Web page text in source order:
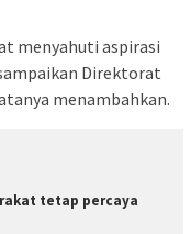
menyahuti aspirasi
Direktorat
menambahkan.
tetap percaya